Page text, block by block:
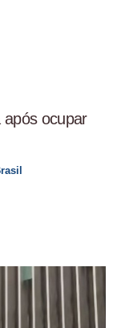
após ocupar